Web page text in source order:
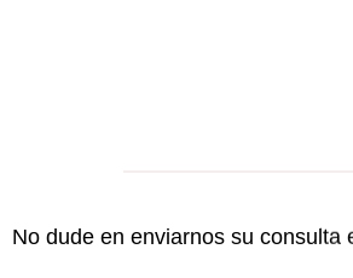
No dude en enviarnos su